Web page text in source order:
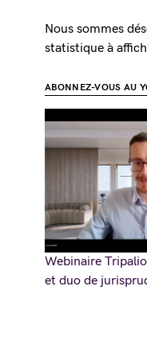
Nous sommes
statistique à
ABONNEZ-VOUS AU
Webinaire
et duo de